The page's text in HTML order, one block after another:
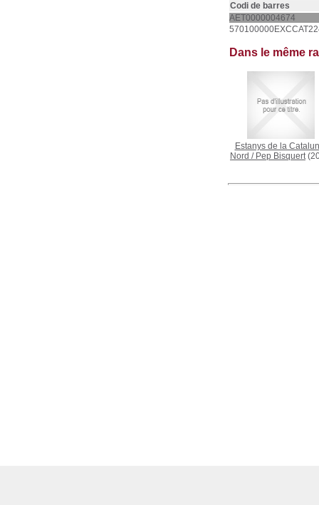
Codi de barres
AET0000004674
Dans le même
Estanys de la
Nord / Pep Bisquert